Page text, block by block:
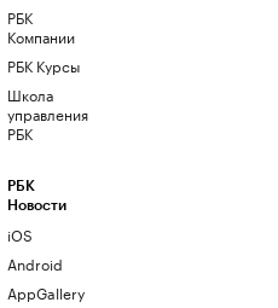
РБК
Компании
РБК Курсы
Школа
управления
РБК
РБК
Новости
iOS
Android
AppGallery